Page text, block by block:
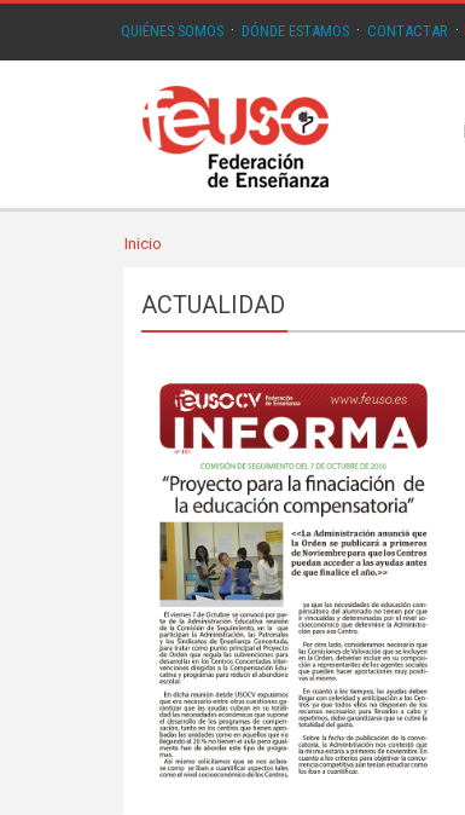
QUIÉNES SOMOS · DÓNDE ESTAMOS · CONTACTAR ·
Inicio
ACTUALIDAD